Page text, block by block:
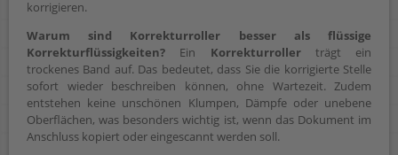
korrigieren.
Warum sind Korrekturroller besser als flüssige
Korrekturflüssigkeiten? Ein Korrekturrollerträgt ein
trockenes Band auf. Das bedeutet, dass Sie die korrigierte Stelle
sofort wieder beschreiben können, ohne Wartezeit. Zudem
entstehen keine unschönen Klumpen, Dämpfe oder unebene
Oberflächen, was besonders wichtig ist, wenn das Dokument im
Anschluss kopiert oder eingescannt werden soll.